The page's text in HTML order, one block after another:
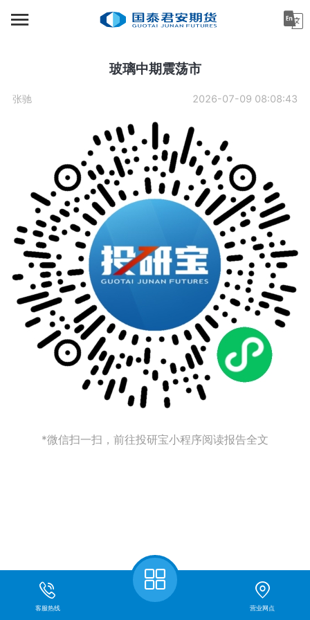
首页
机构金融
投资者教育
关于公司
玻璃中期震荡市
张驰 2026-07-09 08:08:43
*微信扫一扫，前往投研宝小程序阅读报告全文
客服热线 营业网点